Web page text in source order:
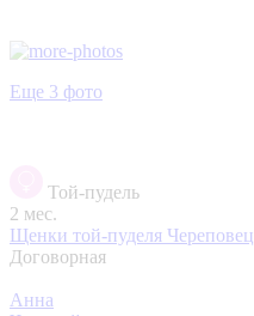
Еще 3 фото
Той-пудель
2 мес.
Щенки той-пуделя Череповец
Договорная
Анна